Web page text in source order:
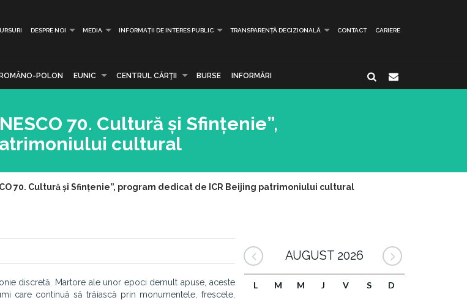
DESPRE NOI MEDIA INFORMAȚII DE INTERES PUBLIC TRANSPARENȚĂ DECIZIONALĂ CONTACT CARIERE
POLON EUNIC CENTRUL CĂRŢII BURSE INFORMĂRI
70. Cultură și Sfințenie”,
cultural
70. Cultură și Sfințenie”, program dedicat de ICR Beijing patrimoniului cultural
discretă. Martore ale unor epoci demult apuse, aceste
care continuă să trăiască prin monumentele, frescele,
AUGUST 2026
L M M J V S D